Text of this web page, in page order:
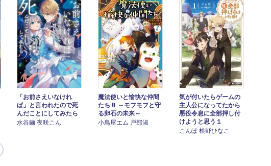
「お前さえいなけれ
ば」と言われたので死
んだことにしてみたら
水谷繭 夜咲こん
魔法使いと愉快な仲間
たち８ ～モフモフと守
る卵石の未来～
小鳥屋エム 戸部淑
気が付いたらゲームの
主人公になってたから
悪役令息に全部押し付
けようと思う１
こんぽ 桧野ひなこ